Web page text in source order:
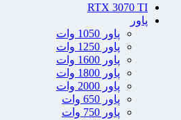
RTX 3070 TI
پاور
پاور 1050 وات
پاور 1250 وات
پاور 1600 وات
پاور 1800 وات
پاور 2000 وات
پاور 650 وات
پاور 750 وات